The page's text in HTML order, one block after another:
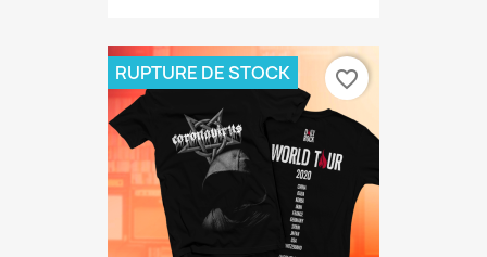
RUPTURE DE STOCK favorite_border